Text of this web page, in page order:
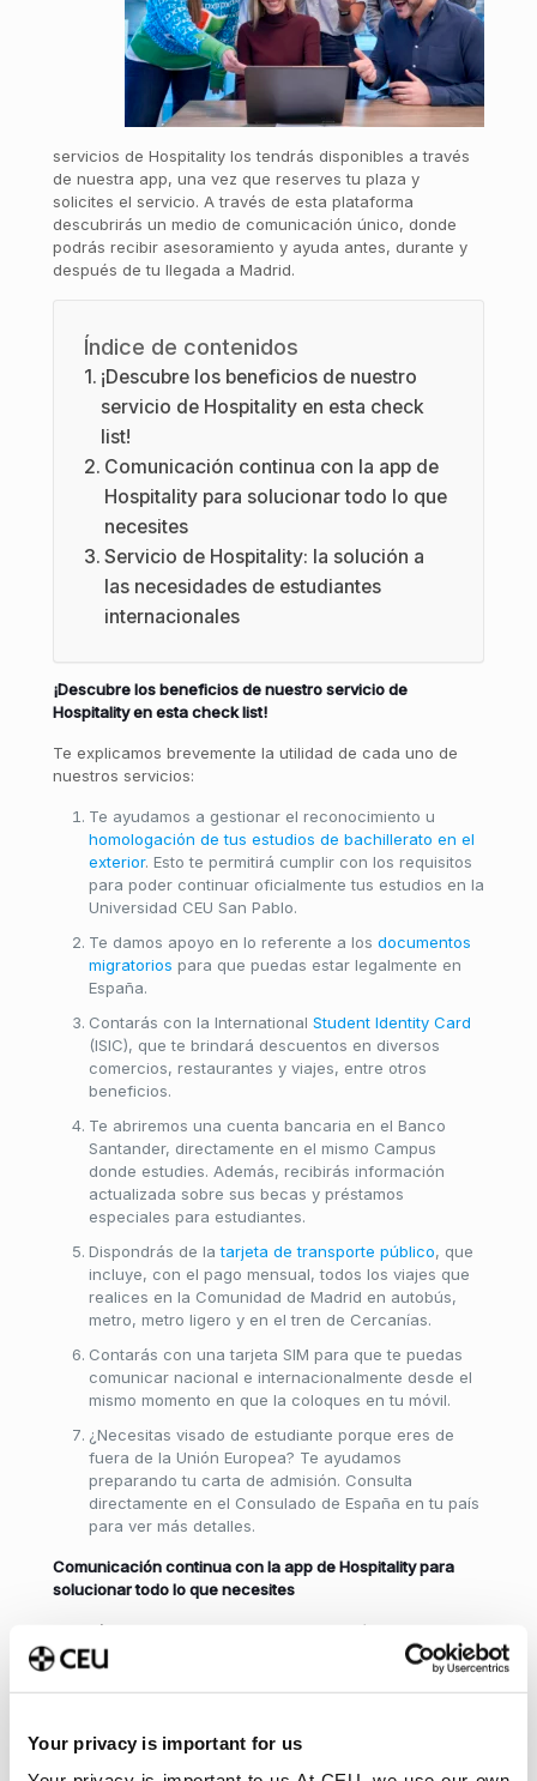
Your privacy is important for us
servicios de Hospitality los tendrás disponibles a través
de nuestra app, una vez que reserves tu plaza y
solicites el servicio. A través de esta plataforma
descubrirás un medio de comunicación único, donde
podrás recibir asesoramiento y ayuda antes, durante y
después de tu llegada a Madrid.
Índice de contenidos
¡Descubre los beneficios de nuestro
servicio de Hospitality en esta check
list!
Comunicación continua con la app de
Hospitality para solucionar todo lo que
necesites
Servicio de Hospitality: la solución a
las necesidades de estudiantes
internacionales
¡Descubre los beneficios de nuestro servicio de
Hospitality en esta check list!
Te explicamos brevemente la utilidad de cada uno de
nuestros servicios:
Te ayudamos a gestionar el reconocimiento u
homologación de tus estudios de bachillerato en el
exterior. Esto te permitirá cumplir con los requisitos
para poder continuar oficialmente tus estudios en la
Universidad CEU San Pablo.
Te damos apoyo en lo referente a los documentos
migratorios para que puedas estar legalmente en
España.
Contarás con la International Student Identity Card
(ISIC), que te brindará descuentos en diversos
comercios, restaurantes y viajes, entre otros
beneficios.
Te abriremos una cuenta bancaria en el Banco
Santander, directamente en el mismo Campus
donde estudies. Además, recibirás información
actualizada sobre sus becas y préstamos
especiales para estudiantes.
Dispondrás de latarjeta de transporte público, que
incluye, con el pago mensual, todos los viajes que
realices en la Comunidad de Madrid en autobús,
metro, metro ligero y en el tren de Cercanías.
Contarás con una tarjeta SIM para que te puedas
comunicar nacional e internacionalmente desde el
mismo momento en que la coloques en tu móvil.
¿Necesitas visado de estudiante porque eres de
fuera de la Unión Europea? Te ayudamos
preparando tu carta de admisión. Consulta
directamente en el Consulado de España en tu país
para ver más detalles.
Comunicación continua con la app de Hospitality para
solucionar todo lo que necesites
Además de los servicios anunciados en líneas
anteriores, contarás con información sobre alojamientos
y otras prestaciones opcionales como el seguro médico
privado. Del mismo modo, encontrarás información
delSOU,Campus Life, becas y bibliotecas, entre otros.